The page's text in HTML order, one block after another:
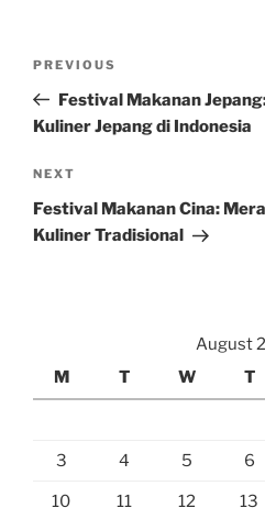
Previous
Post
PREVIOUS
Festival Makanan
Kuliner Jepang di Indonesia
Next
Post
NEXT
Festival Makanan Cina:
Kuliner Tradisional
August
M
T W T
3 4 5 6
10 11 12 13